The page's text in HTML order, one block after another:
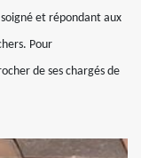
et répondant aux
Pour
de ses chargés de